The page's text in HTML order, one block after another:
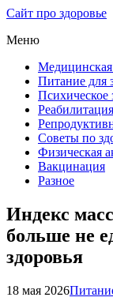
Сайт про здоровье
Меню
Медицинская
Питание для
Психическое
Советы по
Физическая
Вакцинация
Разное
Индекс
больше не
здоровья
18 мая 2026